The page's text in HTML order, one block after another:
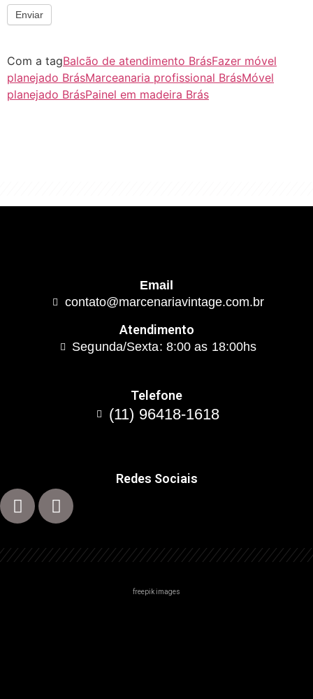
Enviar
Com a tagBalcão de atendimento BrásFazer móvel
planejado BrásMarceanaria profissional BrásMóvel
planejado BrásPainel em madeira Brás
Email
contato@marcenariavintage.com.br
Atendimento
Segunda/Sexta: 8:00 as 18:00hs
Telefone
(11) 96418-1618
Redes Sociais
freepik images